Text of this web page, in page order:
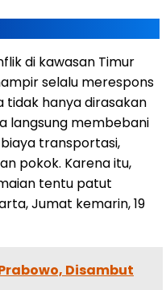
di kawasan Timur
selalu merespons
tidak hanya dirasakan
langsung membebani
transportasi,
pokok. Karena itu,
tentu patut
Jumat kemarin, 19
Disambut